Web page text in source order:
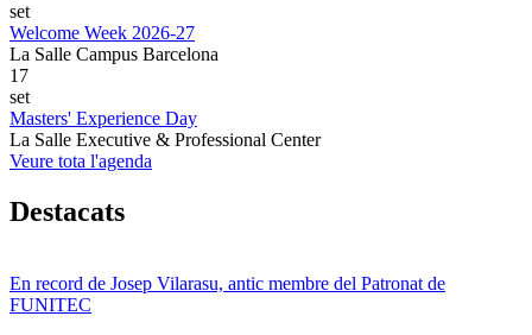
set
Welcome Week 2026-27
La Salle Campus Barcelona
17
set
Masters' Experience Day
La Salle Executive & Professional Center
Veure tota l'agenda
Destacats
En record de Josep Vilarasu, antic membre del Patronat de
FUNITEC